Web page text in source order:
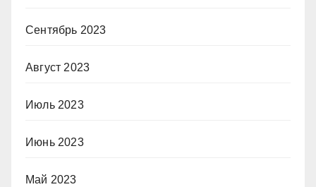
Сентябрь 2023
Август 2023
Июль 2023
Июнь 2023
Май 2023